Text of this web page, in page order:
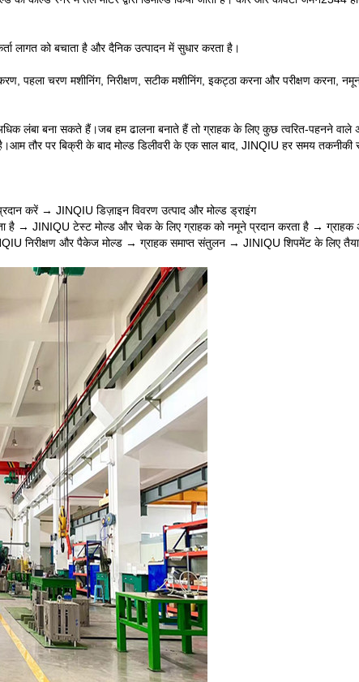
लागत को बचाता है और दैनिक उत्पादन में सुधार करता है।
पहला चरण मशीनिंग, निरीक्षण, सटीक मशीनिंग, इकट्ठा करना और परीक्षण करना,
लंबा बना सकते हैं।जब हम ढालना बनाते हैं तो ग्राहक के लिए कुछ त्वरित-पहनने
तौर पर बिक्री के बाद मोल्ड डिलीवरी के एक साल बाद, JINQIU हर समय तकनीकी
करें → JINQIU डिज़ाइन विवरण उत्पाद और मोल्ड ड्राइंग
है → JINIQU टेस्ट मोल्ड और चेक के लिए ग्राहक को नमूने प्रदान करता है → ग्राहक
निरीक्षण और पैकेज मोल्ड → ग्राहक समाप्त संतुलन → JINIQU शिपमेंट के लिए